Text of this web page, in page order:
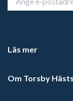
Läs mer
Om Torsby